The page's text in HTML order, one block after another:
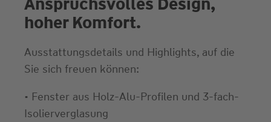
hoher Komfort.
Ausstattungsdetails und Highlights, auf die
Sie sich freuen können:
• Fenster aus Holz-Alu-Profilen und 3-fach-
Isolierverglasung